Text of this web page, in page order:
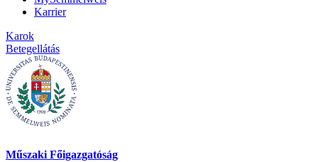
Karrier
Karok
Betegellátás
Műszaki Főigazgatóság